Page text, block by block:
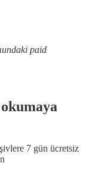
paid
7 gün ücretsiz